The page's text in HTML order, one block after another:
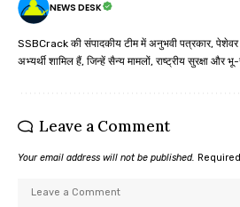
NEWS DESK
SSBCrack की संपादकीय टीम में अनुभवी पत्रकार,
अभ्यर्थी शामिल हैं, जिन्हें सैन्य मामलों, राष्ट्रीय सुरक्षा और भू-
Leave a Comment
Your email address will not be published.